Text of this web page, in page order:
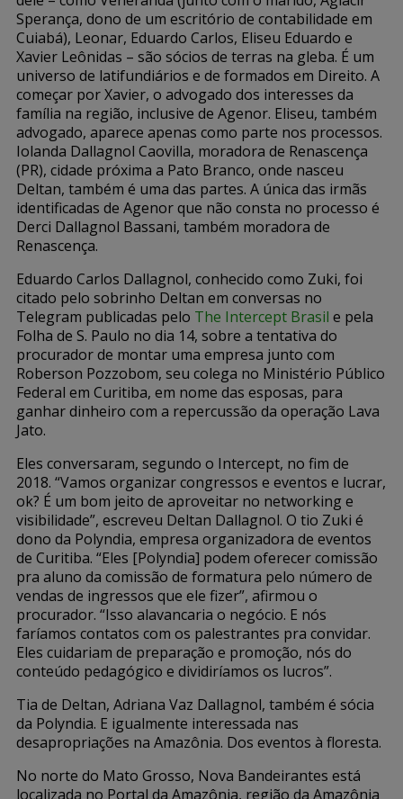
Sperança, dono de um escritório de contabilidade em
Cuiabá), Leonar, Eduardo Carlos, Eliseu Eduardo e
Xavier Leônidas – são sócios de terras na gleba. É um
universo de latifundiários e de formados em Direito. A
começar por Xavier, o advogado dos interesses da
família na região, inclusive de Agenor. Eliseu, também
advogado, aparece apenas como parte nos processos.
Iolanda Dallagnol Caovilla, moradora de Renascença
(PR), cidade próxima a Pato Branco, onde nasceu
Deltan, também é uma das partes. A única das irmãs
identificadas de Agenor que não consta no processo é
Derci Dallagnol Bassani, também moradora de
Renascença.
Eduardo Carlos Dallagnol, conhecido como Zuki, foi
citado pelo sobrinho Deltan em conversas no
Telegram publicadas pelo The Intercept Brasil e pela
Folha de S. Paulo no dia 14, sobre a tentativa do
procurador de montar uma empresa junto com
Roberson Pozzobom, seu colega no Ministério Público
Federal em Curitiba, em nome das esposas, para
ganhar dinheiro com a repercussão da operação Lava
Jato.
Eles conversaram, segundo o Intercept, no fim de
2018. “Vamos organizar congressos e eventos e lucrar,
ok? É um bom jeito de aproveitar no networking e
visibilidade”, escreveu Deltan Dallagnol. O tio Zuki é
dono da Polyndia, empresa organizadora de eventos
de Curitiba. “Eles [Polyndia] podem oferecer comissão
pra aluno da comissão de formatura pelo número de
vendas de ingressos que ele fizer”, afirmou o
procurador. “Isso alavancaria o negócio. E nós
faríamos contatos com os palestrantes pra convidar.
Eles cuidariam de preparação e promoção, nós do
conteúdo pedagógico e dividiríamos os lucros”.
Tia de Deltan, Adriana Vaz Dallagnol, também é sócia
da Polyndia. E igualmente interessada nas
desapropriações na Amazônia. Dos eventos à floresta.
No norte do Mato Grosso, Nova Bandeirantes está
localizada no Portal da Amazônia, região da Amazônia